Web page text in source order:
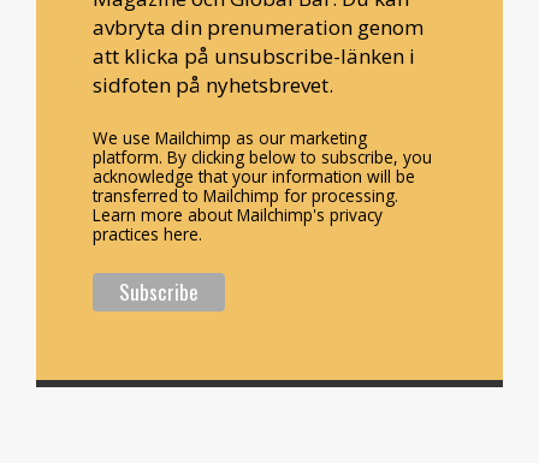
avbryta din prenumeration genom
att klicka på unsubscribe-länken i
sidfoten på nyhetsbrevet.
We use Mailchimp as our marketing
platform. By clicking below to subscribe, you
acknowledge that your information will be
transferred to Mailchimp for processing.
Learn more about Mailchimp's privacy
practices here.